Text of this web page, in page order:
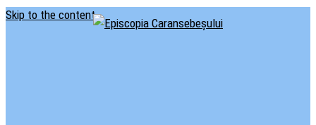
Skip to the content